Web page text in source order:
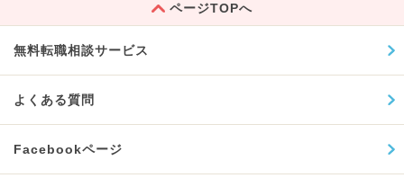
ページTOPへ
無料転職相談サービス
よくある質問
Facebookページ